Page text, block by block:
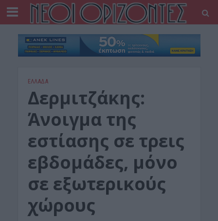
ΕΛΛΑΔΑ
Δερμιτζάκης:
Άνοιγμα της
εστίασης σε τρεις
εβδομάδες, μόνο
σε εξωτερικούς
χώρους